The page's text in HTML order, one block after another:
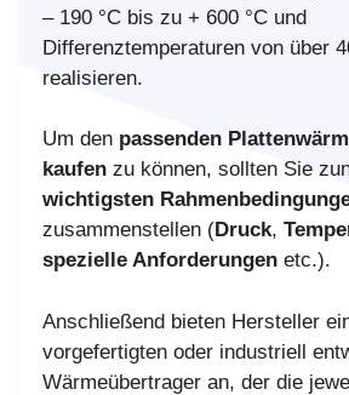
– 190 °C bis zu + 600 °C und
Differenztemperaturen von über
realisieren.
Um den passenden
kaufen zu können, sollten Sie
wichtigsten
zusammenstellen (Druck,
spezielle Anforderungen etc.).
Anschließend bieten Hersteller
vorgefertigten oder industriell
Wärmeübertrager an, der die